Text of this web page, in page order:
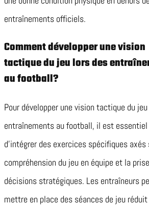
entraînements officiels.
Comment développer une vision
tactique du jeu lors des
au football?
Pour développer une vision tactique du
entraînements au football, il est essentiel
d’intégrer des exercices spécifiques axés
compréhension du jeu en équipe et la
décisions stratégiques. Les entraîneurs
mettre en place des séances de jeu